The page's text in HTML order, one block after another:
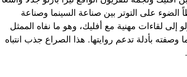
على التوتر بين صناعة السينما وصناعة
إلى لقاءات مهنية مع أفليك، وهو ما نفاه الممثل
بأدلة تدعم روايتها. هذا الصراع جذب انتباه